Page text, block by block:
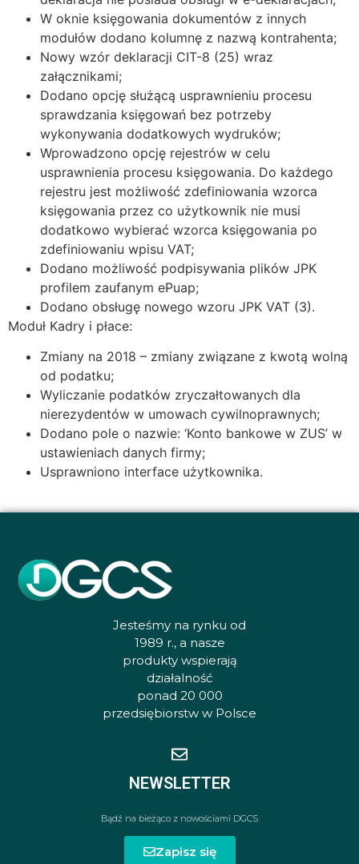
W oknie księgowania dokumentów z innych
modułów dodano kolumnę z nazwą kontrahenta;
Nowy wzór deklaracji CIT-8 (25) wraz
załącznikami;
Dodano opcję służącą usprawnieniu procesu
sprawdzania księgowań bez potrzeby
wykonywania dodatkowych wydruków;
Wprowadzono opcję rejestrów w celu
usprawnienia procesu księgowania. Do każdego
rejestru jest możliwość zdefiniowania wzorca
księgowania przez co użytkownik nie musi
dodatkowo wybierać wzorca księgowania po
zdefiniowaniu wpisu VAT;
Dodano możliwość podpisywania plików JPK
profilem zaufanym ePuap;
Dodano obsługę nowego wzoru JPK VAT (3).
Moduł Kadry i płace:
Zmiany na 2018 – zmiany związane z kwotą wolną
od podatku;
Wyliczanie podatków zryczałtowanych dla
nierezydentów w umowach cywilnoprawnych;
Dodano pole o nazwie: ‘Konto bankowe w ZUS’ w
ustawieniach danych firmy;
Usprawniono interface użytkownika.
Jesteśmy na rynku od
1989 r., a nasze
produkty wspierają
działalność
ponad 20 000
przedsiębiorstw w Polsce
NEWSLETTER
Bądź na bieżąco z nowościami DGCS
Zapisz się